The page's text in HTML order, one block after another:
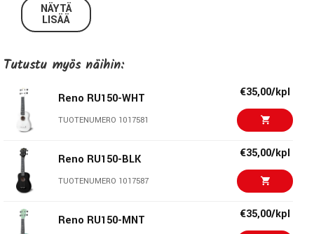
NÄYTÄ
LISÄÄ
Tutustu myös näihin:
Reno RU150-WHT
TUOTENUMERO 1017581
€35,00/kpl
Reno RU150-BLK
TUOTENUMERO 1017587
€35,00/kpl
Reno RU150-MNT €35,00/kpl